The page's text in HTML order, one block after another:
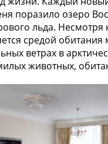
поразило озеро
льда. Несмотря
средой обитания
ветрах в
животных,